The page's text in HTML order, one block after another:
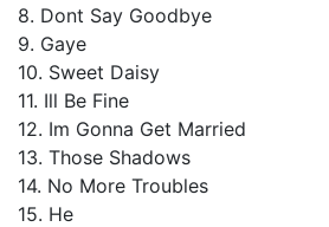
8. Dont Say Goodbye
9. Gaye
10. Sweet Daisy
11. Ill Be Fine
12. Im Gonna Get Married
13. Those Shadows
14. No More Troubles
15. He